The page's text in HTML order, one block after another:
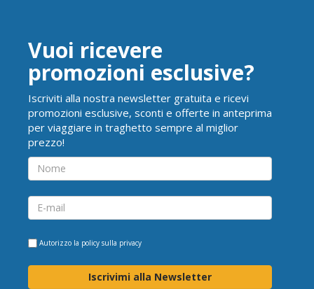
Vuoi ricevere
promozioni esclusive?
Iscriviti alla nostra newsletter gratuita e ricevi
promozioni esclusive, sconti e offerte in anteprima
per viaggiare in traghetto sempre al miglior
prezzo!
Autorizzo la policy sulla privacy
Iscrivimi alla Newsletter